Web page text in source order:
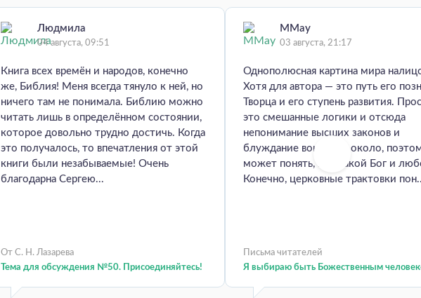
Людмила
04 августа, 09:51
Книга всех времён и народов, конечно
же, Библия! Меня всегда тянуло к ней, но
ничего там не понимала. Библию можно
читать лишь в определённом состоянии,
которое довольно трудно достичь. Когда
это получалось, то впечатления от этой
книги были незабываемые! Очень
благодарна Сергею...
От С. Н. Лазарева
Тема для обсуждения №50. Присоединяйтесь!
MMay
03 августа, 21:17
Однополюсная картина мира
Хотя для автора — это путь его
Творца и его ступень развития.
это смешанные логики и отсюда
непонимание высших законов и
блуждание вокруг да около,
может понять, кто такой Бог и
Конечно, церковные трактовки
Письма читателей
Я выбираю быть Божественным